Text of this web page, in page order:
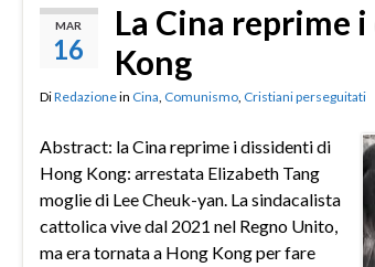
MAR
16
La Cina reprime
Kong
DiRedazionein Cina Comunismo, Cristiani perseguitati
Abstract: la Cina reprime i dissidenti di
Hong Kong: arrestata Elizabeth Tang
moglie di Lee Cheuk-yan. La sindacalista
cattolica vive dal 2021 nel Regno Unito,
ma era tornata a Hong Kong per fare